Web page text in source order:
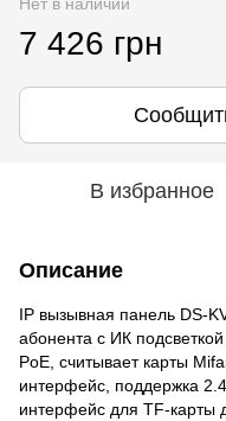
7 426 грн
В избранное
Описание
IP вызывная панель DS-
абонента c ИК
PoE, считывает карты
интерфейс, поддержка
интерфейс для TF-карты